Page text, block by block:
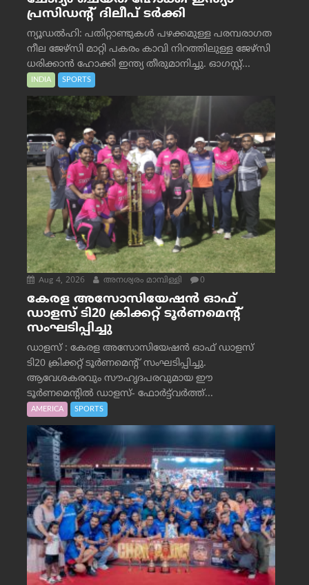
പ്രസിഡന്റ് ദിലീപ് ടര്‍ക്കി
ന്യൂഡൽഹി: പതിറ്റാണ്ടുകൾ പഴക്കമുള്ള പരമ്പരാഗത
നീല ജേഴ്‌സി മാറ്റി പകരം കാവി നിറത്തിലുള്ള ജേഴ്‌സി
ധരിക്കാൻ ഹോക്കി ഇന്ത്യ തീരുമാനിച്ചു. ഓഗസ്റ്റ്...
INDIA SPORTS
Aug 4, 2026 അനശ്വരം മാമ്പിള്ളി 0
കേരള അസോസിയേഷൻ ഓഫ്
ഡാളസ് ടി20 ക്രിക്കറ്റ് ടൂർണമെന്റ്
സംഘടിപ്പിച്ചു
ഡാളസ് : കേരള അസോസിയേഷൻ ഓഫ് ഡാളസ്
ടി20 ക്രിക്കറ്റ് ടൂർണമെന്റ് സംഘടിപ്പിച്ചു.
ആവേശകരവും സൗഹൃദപരവുമായ ഈ
ടൂർണമെന്റിൽ ഡാളസ്- ഫോർട്ട്‌വര്‍ത്ത്...
AMERICA SPORTS